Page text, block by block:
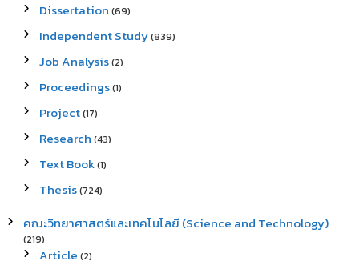
Dissertation (69)
Independent Study(839)
Job Analysis(2)
Proceedings(1)
Project(17)
Research (43)
Text Book(1)
Thesis(724)
คณะวิทยาศาสตร์และเทคโนโลยี (Science and Technology)
(219)
Article (2)